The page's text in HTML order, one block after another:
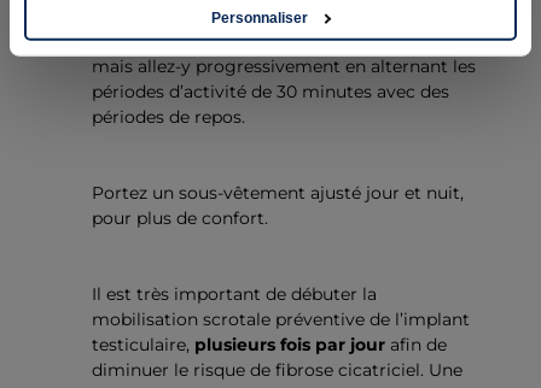
Personnaliser
Le lendemain de la chirurgie et pour la
première semaine, vous pouvez marcher,
mais allez-y progressivement en alternant les
périodes d’activité de 30 minutes avec des
périodes de repos.
Portez un sous-vêtement ajusté jour et nuit,
pour plus de confort.
Il est très important de débuter la
mobilisation scrotale préventive de l’implant
testiculaire, plusieurs fois par jour afin de
diminuer le risque de fibrose cicatriciel. Une